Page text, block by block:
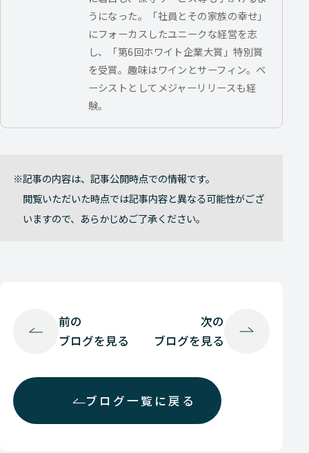
うになった。「社員とその家族の幸せ」
にフォーカスしたユニークな経営を志
し、「第6回ホワイト企業大賞」特別賞
を受賞。趣味はワインとサーフィン。ベ
ーシストとしてメジャーリリースも経
験。
記事の内容は、記事公開時点での情報です。
閲覧いただいた時点では記事内容と異なる可能性がござ
いますので、あらかじめご了承ください。
前の
ブログを見る
ブログ一覧に戻る
次の
ブログを見る